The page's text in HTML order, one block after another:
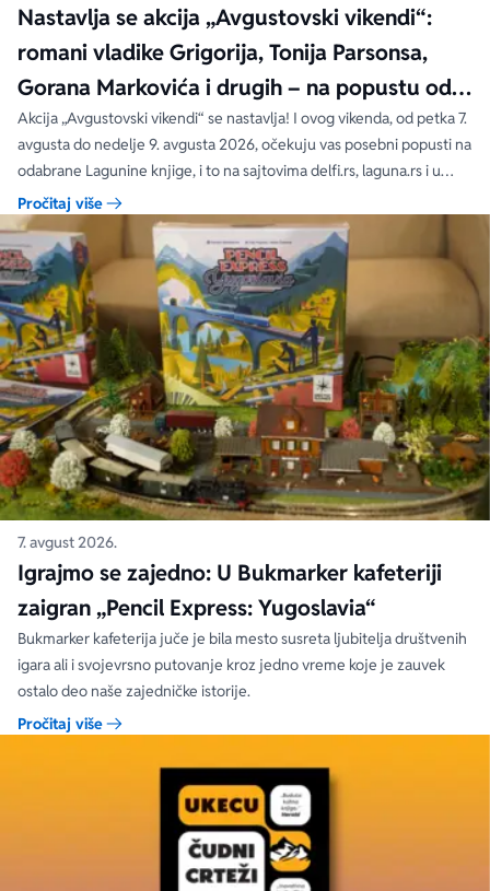
Nastavlja se akcija „Avgustovski vikendi“:
romani vladike Grigorija, Tonija Parsonsa,
Gorana Markovića i drugih – na popustu od
čak 40, 50 i 60%
Akcija „Avgustovski vikendi“ se nastavlja! I ovog vikenda, od petka 7.
avgusta do nedelje 9. avgusta 2026, očekuju vas posebni popusti na
odabrane Lagunine knjige, i to na sajtovima delfi.rs, laguna.rs i u
svim Delfi knjižarama.
Pročitaj više
7. avgust 2026.
Igrajmo se zajedno: U Bukmarker kafeteriji
zaigran „Pencil Express: Yugoslavia“
Bukmarker kafeterija juče je bila mesto susreta ljubitelja društvenih
igara ali i svojevrsno putovanje kroz jedno vreme koje je zauvek
ostalo deo naše zajedničke istorije.
Pročitaj više